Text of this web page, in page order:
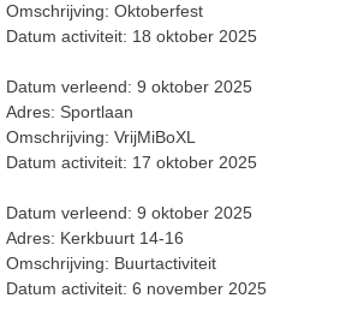
Omschrijving: Oktoberfest
Datum activiteit: 18 oktober 2025
Datum verleend: 9 oktober 2025
Adres: Sportlaan
Omschrijving: VrijMiBoXL
Datum activiteit: 17 oktober 2025
Datum verleend: 9 oktober 2025
Adres: Kerkbuurt 14-16
Omschrijving: Buurtactiviteit
Datum activiteit: 6 november 2025